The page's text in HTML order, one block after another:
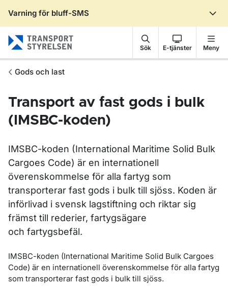
Varning för bluff-SMS
Sök E-tjänster Meny
Gods och last
Transport av fast gods i bulk
(IMSBC-koden)
IMSBC-koden (International Maritime Solid Bulk
Cargoes Code) är en inter­nationell
överenskommelse för alla fartyg som
transporterar fast gods i bulk till sjöss. Koden är
införlivad i svensk lagstiftning och riktar sig
främst till rederier, fartygsägare
och fartygsbefäl.
IMSBC-koden (International Maritime Solid Bulk Cargoes
Code) är en inter­nationell överenskommelse för alla fartyg
som transporterar fast gods i bulk till sjöss.